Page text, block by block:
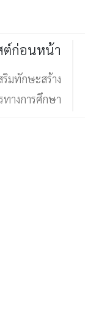
ต์ก่อนหน้า
ริมทักษะสร้าง
างการศึกษา